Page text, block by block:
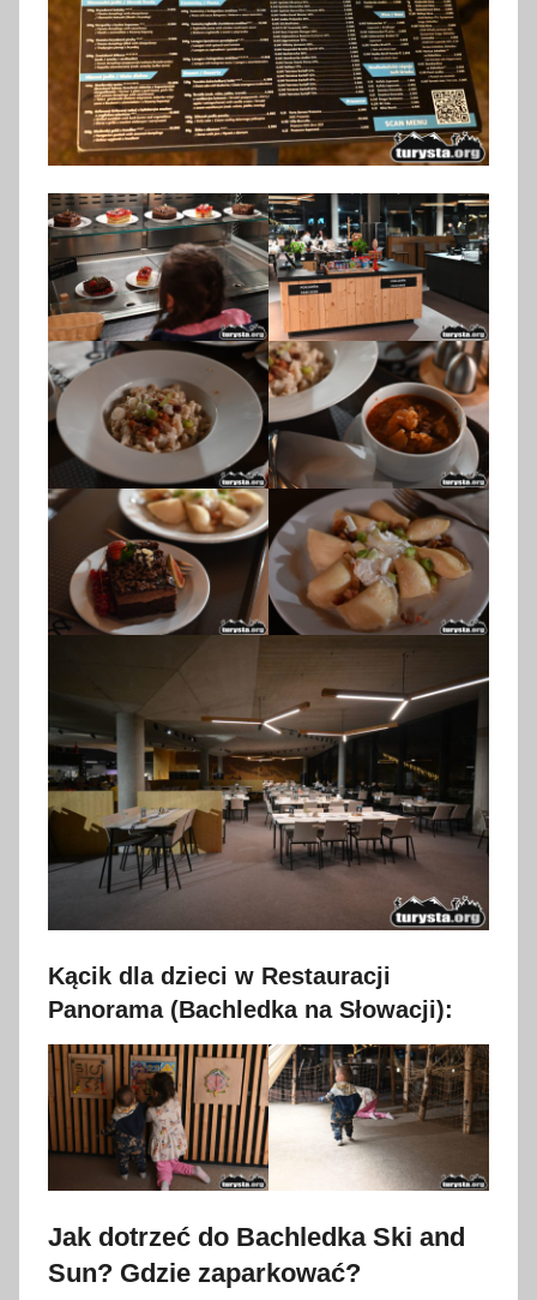
Kącik dla dzieci w Restauracji
Panorama (Bachledka na Słowacji):
Jak dotrzeć do Bachledka Ski and
Sun? Gdzie zaparkować?